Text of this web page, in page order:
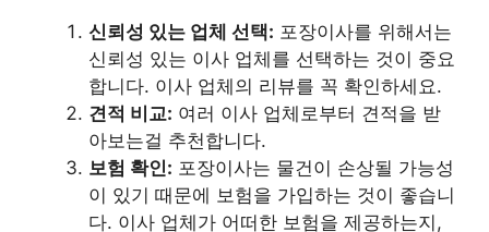
신뢰성 있는 업체 선택: 포장이사를 위해서는
신뢰성 있는 이사 업체를 선택하는 것이 중요
합니다. 이사 업체의 리뷰를 꼭 확인하세요.
견적 비교: 여러 이사 업체로부터 견적을 받
아보는걸 추천합니다.
보험 확인: 포장이사는 물건이 손상될 가능성
이 있기 때문에 보험을 가입하는 것이 좋습니
다. 이사 업체가 어떠한 보험을 제공하는지,